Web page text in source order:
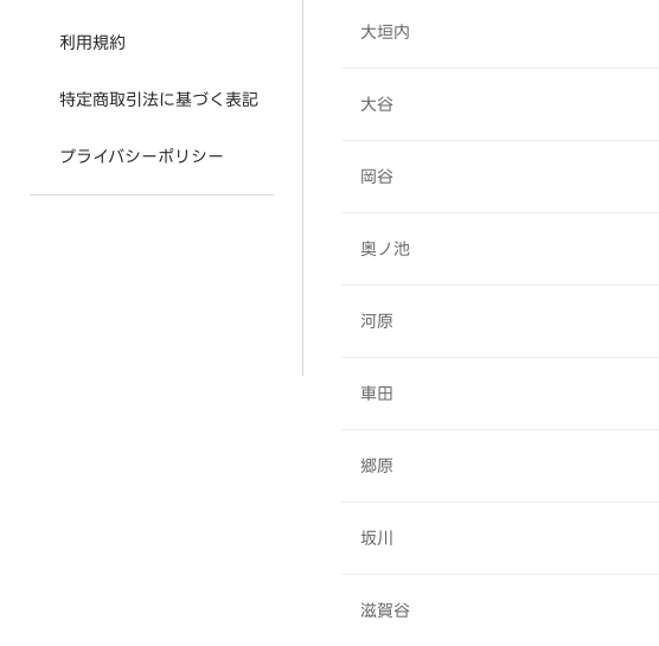
利用規約
特定商取引法に基づく表記
プライバシーポリシー
大垣内
大谷
岡谷
奥ノ池
河原
車田
郷原
坂川
滋賀谷